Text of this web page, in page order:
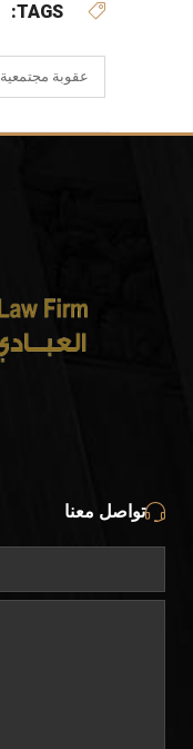
TAGS:
عقوبة مجتمعية
تواصل معنا